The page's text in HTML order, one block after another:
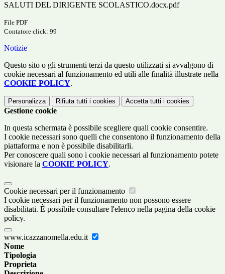
SALUTI DEL DIRIGENTE SCOLASTICO.docx.pdf
File PDF
Contatore click: 99
Notizie
Questo sito o gli strumenti terzi da questo utilizzati si avvalgono di
cookie necessari al funzionamento ed utili alle finalità illustrate nella
COOKIE POLICY.
Personalizza Rifiuta tutti i cookies Accetta tutti i cookies
Gestione cookie
In questa schermata è possibile scegliere quali cookie consentire.
I cookie necessari sono quelli che consentono il funzionamento della
piattaforma e non è possibile disabilitarli.
Per conoscere quali sono i cookie necessari al funzionamento potete
visionare la COOKIE POLICY.
Cookie necessari per il funzionamento
I cookie necessari per il funzionamento non possono essere
disabilitati. È possibile consultare l'elenco nella pagina della cookie
policy.
www.icazzanomella.edu.it
Nome
Tipologia
Proprieta